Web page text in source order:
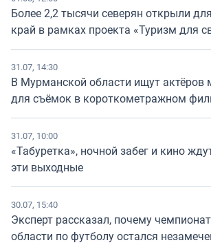
Более 2,2 тысячи северян открыли
край в рамках проекта «Туризм для
31.07, 14:30
В Мурманской области ищут актёров
для съёмок в короткометражном
31.07, 10:00
«Табуретка», ночной забег и кино
эти выходные
30.07, 15:40
Эксперт рассказал, почему
области по футболу остался